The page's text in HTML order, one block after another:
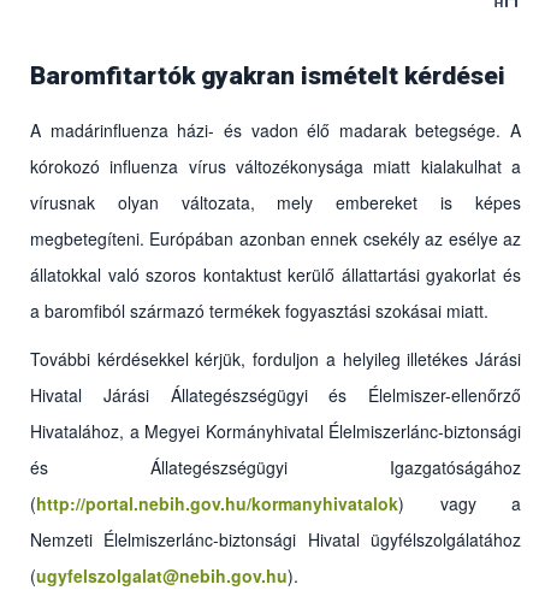
Baromfitartók gyakran ismételt kérdései
A madárinfluenza házi- és vadon élő madarak betegsége. A
kórokozó influenza vírus változékonysága miatt kialakulhat a
vírusnak olyan változata, mely embereket is képes
megbetegíteni. Európában azonban ennek csekély az esélye az
állatokkal való szoros kontaktust kerülő állattartási gyakorlat és
a baromfiból származó termékek fogyasztási szokásai miatt.
További kérdésekkel kérjük, forduljon a helyileg illetékes Járási
Hivatal Járási Állategészségügyi és Élelmiszer-ellenőrző
Hivatalához, a Megyei Kormányhivatal Élelmiszerlánc-biztonsági
és Állategészségügyi Igazgatóságához
(http://portal.nebih.gov.hu/kormanyhivatalok)
vagy a
Nemzeti Élelmiszerlánc-biztonsági Hivatal ügyfélszolgálatához
(ugyfelszolgalat@nebih.gov.hu).
Vadmadarak sokszor tünetmentesek maradnak, a
házimadarak esetében a klinikai tünetek különfélék lehetnek:
függenek a vírus megbetegítő képességétől, a madár fajától,
korától, meglévő betegségeitől, tartási körülményeiktől.
Kezdeti tünet lehet az étvágytalanság, a folyadékfelvétel
csökkenése és a viszonylag kismértékű elhullás. Más
esetben hirtelen, akár előzetes tünetek nélküli, vagy